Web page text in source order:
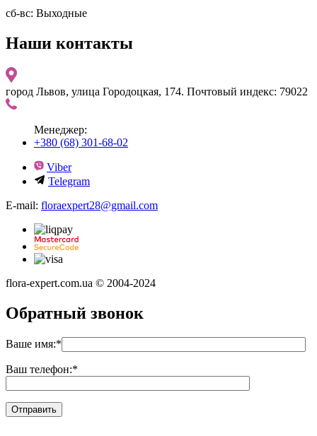
сб-вс: Выходные
Наши контакты
город Львов, улица Городоцкая, 174. Почтовый индекс: 79022
Менеджер:
+380 (68) 301-68-02
Viber
Telegram
E-mail: floraexpert28@gmail.com
flora-expert.com.ua © 2004-2024
Обратный звонок
Ваше имя:*
Ваш телефон:*